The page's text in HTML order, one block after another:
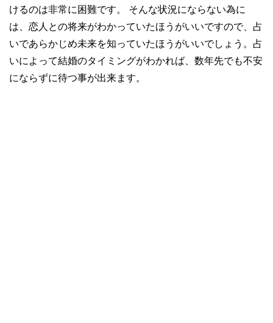
けるのは非常に困難です。 そんな状況にならない為に
は、恋人との将来がわかっていたほうがいいですので、占
いであらかじめ未来を知っていたほうがいいでしょう。占
いによって結婚のタイミングがわかれば、数年先でも不安
にならずに待つ事が出来ます。